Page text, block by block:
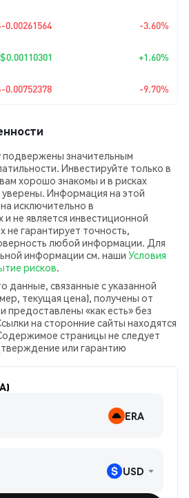
0.00261564 -3.60%
$0.00110301 +1.60%
0.00752378 -9.70%
значительным
Инвестируйте только в
хорошо знакомы и в рисках
Информация на этой
исключительно в
не является инвестиционной
не гарантирует точность,
любой информации. Для
информации см. наши Условия
рисков.
данные, связанные с указанной
текущая цена), получены от
предоставлены «как есть» без
на сторонние сайты находятся
страницы не следует
или гарантию
ERA
USD